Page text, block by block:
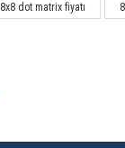
8x8 dot matrix fiyatı